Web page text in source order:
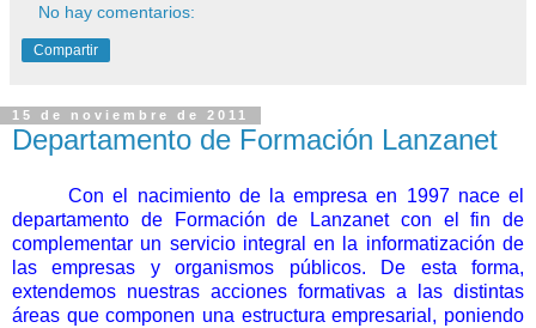
No hay comentarios:
Compartir
15 de noviembre de 2011
Departamento de Formación Lanzanet
Con el nacimiento de la empresa en 1997 nace el
departamento de Formación de
Lanzanet con el fin de
complementar un servicio integral en la informatización de
las empresas y organismos públicos. De esta forma,
extendemos nuestras acciones formativas a las distintas
áreas que componen una estructura empresarial, poniendo